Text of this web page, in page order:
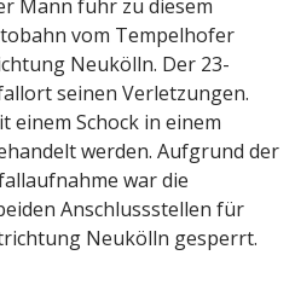
Mann fuhr zu diesem
vom Tempelhofer
Neukölln. Der 23-
seinen Verletzungen.
einem Schock in einem
werden. Aufgrund der
war die
Anschlussstellen für
Neukölln gesperrt.